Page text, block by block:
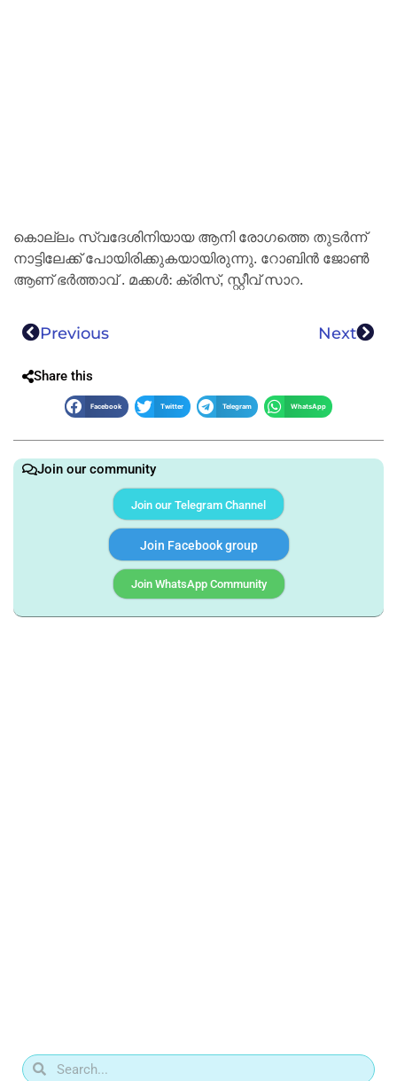
കൊല്ലം സ്വദേശിനിയായ ആനി രോഗത്തെ തുടർന്ന്
നാട്ടിലേക്ക് പോയിരിക്കുകയായിരുന്നു. റോബിൻ ജോൺ
ആണ് ഭർത്താവ് . മക്കൾ: ക്രിസ്, സ്റ്റീവ് സാറ.
Previous Next
Share this
Facebook Twitter Telegram WhatsApp
Join our community
Join our Telegram Channel
Join Facebook group
Join WhatsApp Community